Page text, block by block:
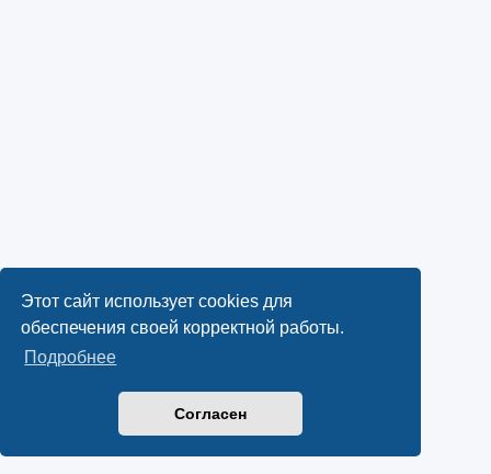
Этот сайт использует cookies для
обеспечения своей корректной работы.
Подробнее
Согласен